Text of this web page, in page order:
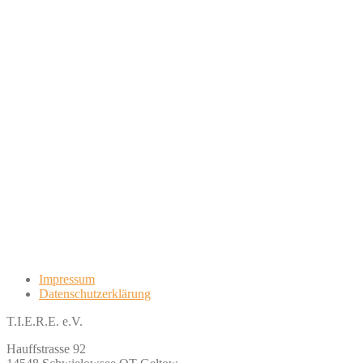
Impressum
Datenschutzerklärung
T.I.E.R.E. e.V.
Hauffstrasse 92